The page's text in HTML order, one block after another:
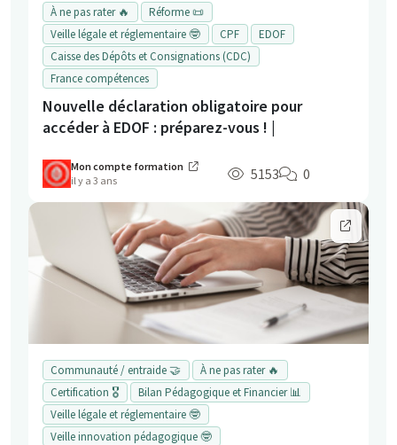
À ne pas rater 🔥
Réforme 📜
Veille légale et réglementaire 🤓
CPF
EDOF
Caisse des Dépôts et Consignations (CDC)
France compétences
Nouvelle déclaration obligatoire pour
accéder à EDOF : préparez-vous ! |
Mon compte formation
il y a 3 ans
5153 0
Communauté / entraide 🤝
À ne pas rater 🔥
Certification 🎖️
Bilan Pédagogique et Financier 📊
Veille légale et réglementaire 🤓
Veille innovation pédagogique 🤓